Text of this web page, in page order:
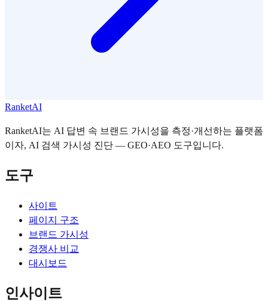
RanketAI
RanketAI는 AI 답변 속 브랜드 가시성을 측정·개선하는 플랫폼
이자, AI 검색 가시성 진단 — GEO·AEO 도구입니다.
도구
사이트
페이지 구조
브랜드 가시성
경쟁사 비교
대시보드
인사이트